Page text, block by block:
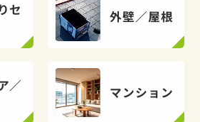
セ
外壁／屋根
／
マンション